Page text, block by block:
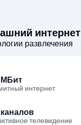
интернет
развлечения
МБит
интернет
каналов
телевидение